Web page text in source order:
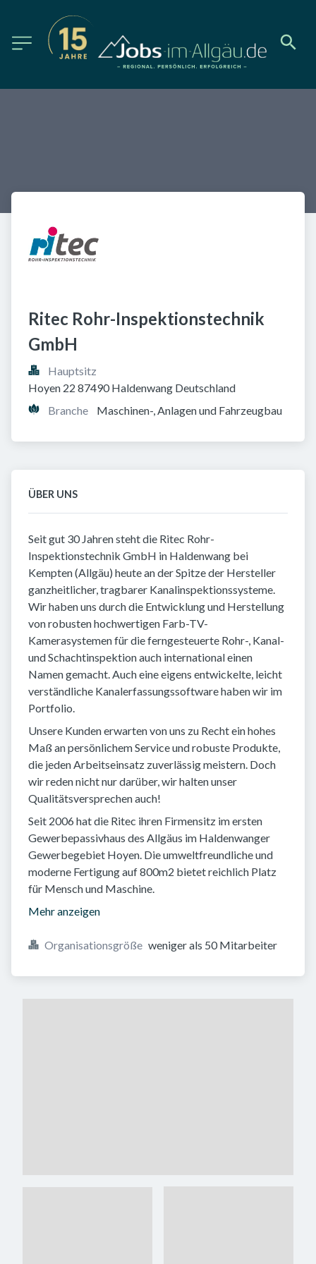
Ritec Rohr-Inspektionstechnik
GmbH
Hauptsitz
Hoyen 22 87490 Haldenwang Deutschland
Branche
Maschinen-, Anlagen und Fahrzeugbau
ÜBER UNS
Seit gut 30 Jahren steht die Ritec Rohr-
Inspektionstechnik GmbH in Haldenwang bei
Kempten (Allgäu) heute an der Spitze der Hersteller
ganzheitlicher, tragbarer Kanalinspektionssysteme.
Wir haben uns durch die Entwicklung und Herstellung
von robusten hochwertigen Farb-TV-
Kamerasystemen für die ferngesteuerte Rohr-, Kanal-
und Schachtinspektion auch international einen
Namen gemacht. Auch eine eigens entwickelte, leicht
verständliche Kanalerfassungssoftware haben wir im
Portfolio.
Unsere Kunden erwarten von uns zu Recht ein hohes
Maß an persönlichem Service und robuste Produkte,
die jeden Arbeitseinsatz zuverlässig meistern. Doch
wir reden nicht nur darüber, wir halten unser
Qualitätsversprechen auch!
Seit 2006 hat die Ritec ihren Firmensitz im ersten
Gewerbepassivhaus des Allgäus im Haldenwanger
Gewerbegebiet Hoyen. Die umweltfreundliche und
moderne Fertigung auf 800m2 bietet reichlich Platz
für Mensch und Maschine.
Mehr anzeigen
Organisationsgröße weniger als 50 Mitarbeiter